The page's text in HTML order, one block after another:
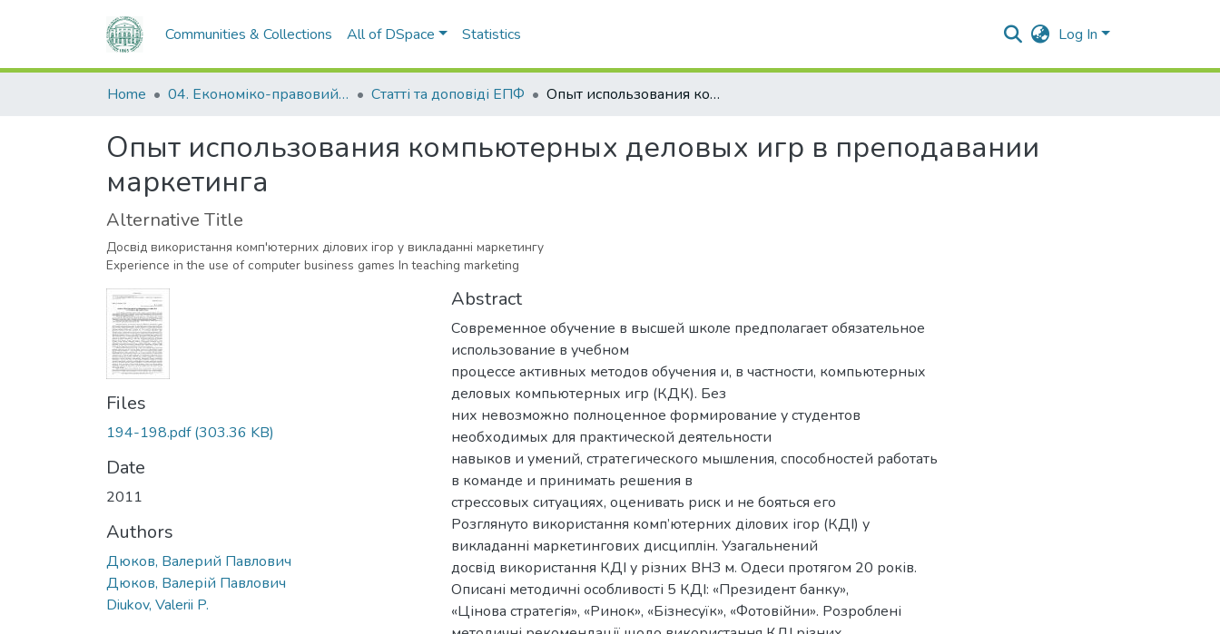
Communities & Collections All of DSpace Statistics Log In
Home 04. Економіко-правовий факультет Статті та доповіді ЕПФ Опыт использования компьютерных деловых игр в преподавании маркетинга
Опыт использования компьютерных деловых игр в преподавании
маркетинга
Alternative Title
Досвід використання комп'ютерних ділових ігор у викладанні маркетингу
Experience in the use of computer business games In teaching marketing
Files
194-198.pdf(303.36 KB)
Date
2011
Authors
Дюков, Валерий Павлович
Дюков, Валерій Павлович
Diukov, Valerii P.
Abstract
Современное обучение в высшей школе предполагает обязательное
использование в учебном
процессе активных методов обучения и, в частности, компьютерных
деловых компьютерных игр (КДК). Без
них невозможно полноценное формирование у студентов
необходимых для практической деятельности
навыков и умений, стратегического мышления, способностей работать
в команде и принимать решения в
стрессовых ситуациях, оценивать риск и не бояться его
Розглянуто використання комп’ютерних ділових ігор (КДІ) у
викладанні маркетингових дисциплін. Узагальнений
досвід використання КДІ у різних ВНЗ м. Одеси протягом 20 років.
Описані методичні особливості 5 КДІ: «Президент банку»,
«Цінова стратегія», «Ринок», «Бізнесуїк», «Фотовійни». Розроблені